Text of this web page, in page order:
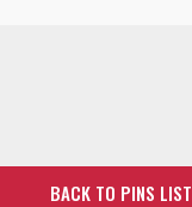
BACK TO PINS LIST